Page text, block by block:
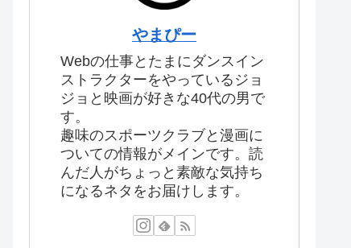
やまぴー
Webの仕事とたまにダンスイン
ストラクターをやっているジョ
ジョと映画が好きな40代の男で
す。
趣味のスポーツクラブと漫画に
ついての情報がメインです。読
んだ人がちょっと素敵な気持ち
になるネタをお届けします。